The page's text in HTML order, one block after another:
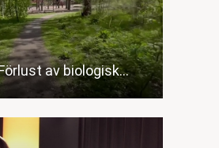
av biologisk…